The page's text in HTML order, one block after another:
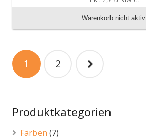
zzgl. Versandkosten
Warenkorb nicht aktiv
Beitragsnavigation
1 2
Produktkategorien
Färben (7)